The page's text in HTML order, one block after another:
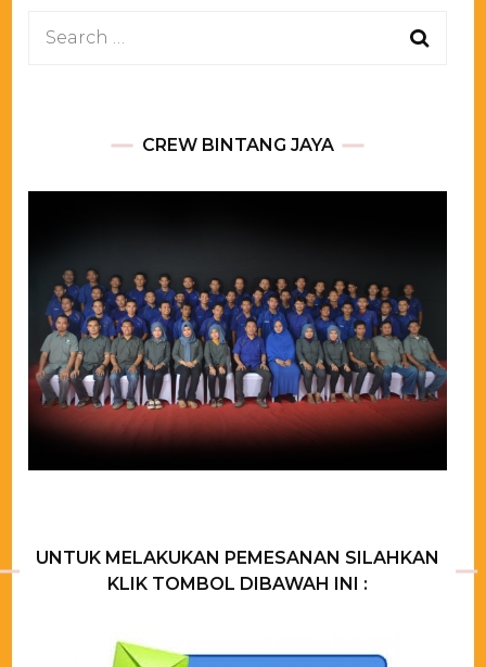
Search
CREW BINTANG JAYA
UNTUK MELAKUKAN PEMESANAN SILAHKAN
KLIK TOMBOL DIBAWAH INI :